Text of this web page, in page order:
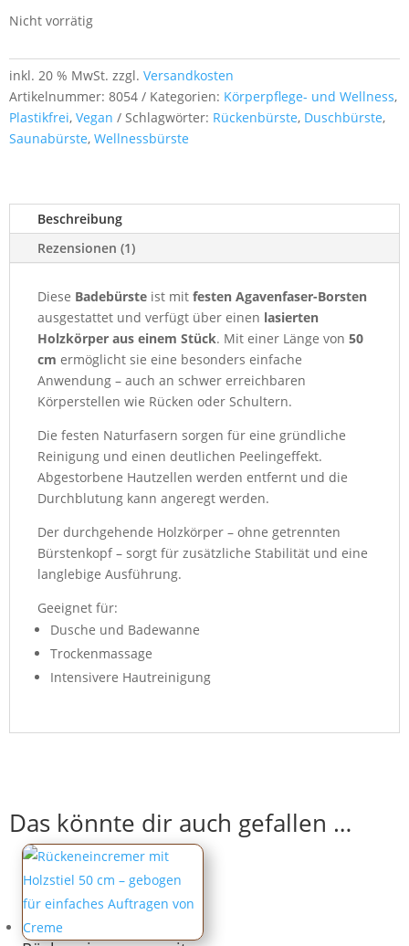
Nicht vorrätig
inkl. 20 % MwSt. zzgl. Versandkosten
Artikelnummer: 8054 Kategorien: Körperpflege- und Wellness,
Plastikfrei, Vegan Schlagwörter: Rückenbürste, Duschbürste,
Saunabürste, Wellnessbürste
Beschreibung
Rezensionen (1)
Diese Badebürste ist mit festen Agavenfaser-Borsten
ausgestattet und verfügt über einen lasierten
Holzkörper aus einem Stück. Mit einer Länge von 50
cm ermöglicht sie eine besonders einfache
Anwendung – auch an schwer erreichbaren
Körperstellen wie Rücken oder Schultern.
Die festen Naturfasern sorgen für eine gründliche
Reinigung und einen deutlichen Peelingeffekt.
Abgestorbene Hautzellen werden entfernt und die
Durchblutung kann angeregt werden.
Der durchgehende Holzkörper – ohne getrennten
Bürstenkopf – sorgt für zusätzliche Stabilität und eine
langlebige Ausführung.
Geeignet für:
Dusche und Badewanne
Trockenmassage
Intensivere Hautreinigung
Das könnte dir auch gefallen …